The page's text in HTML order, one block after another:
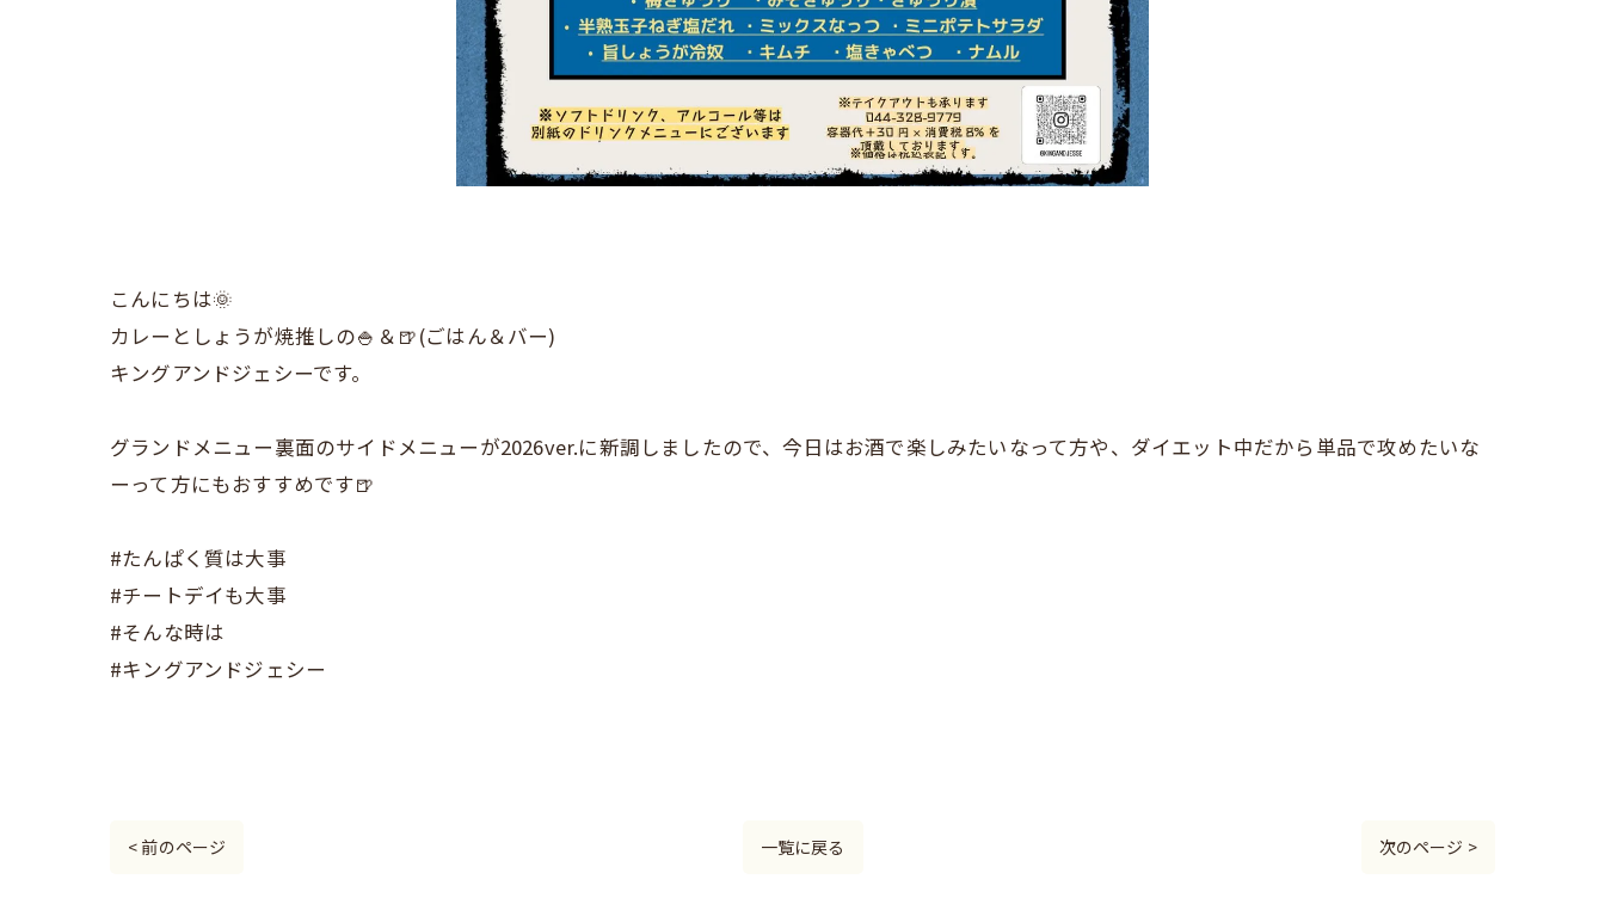
こんにちは🌞
カレーとしょうが焼推しの🍚＆🍺(ごはん＆バー)
キングアンドジェシーです。
グランドメニュー裏面のサイドメニューが2026ver.に新調しましたので、今日はお酒で楽しみたいなって方や、ダイエット中だから単品で攻めたいな
ーって方にもおすすめです🍺
#たんぱく質は大事
#チートデイも大事
#そんな時は
#キングアンドジェシー
< 前のページ 一覧に戻る 次のページ >